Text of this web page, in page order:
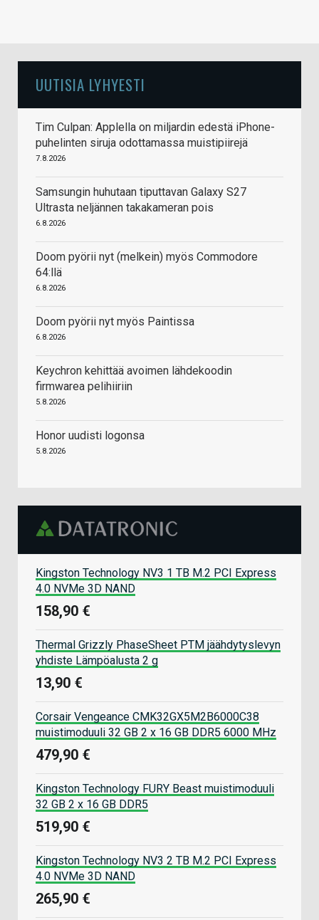
UUTISIA LYHYESTI
Tim Culpan: Applella on miljardin edestä iPhone-
puhelinten siruja odottamassa muistipiirejä
7.8.2026
Samsungin huhutaan tiputtavan Galaxy S27
Ultrasta neljännen takakameran pois
6.8.2026
Doom pyörii nyt (melkein) myös Commodore
64:llä
6.8.2026
Doom pyörii nyt myös Paintissa
6.8.2026
Keychron kehittää avoimen lähdekoodin
firmwarea pelihiiriin
5.8.2026
Honor uudisti logonsa
5.8.2026
Kingston Technology NV3 1 TB M.2 PCI Express
4.0 NVMe 3D NAND
158,90 €
Thermal Grizzly PhaseSheet PTM jäähdytyslevyn
yhdiste Lämpöalusta 2 g
13,90 €
Corsair Vengeance CMK32GX5M2B6000C38
muistimoduuli 32 GB 2 x 16 GB DDR5 6000 MHz
479,90 €
Kingston Technology FURY Beast muistimoduuli
32 GB 2 x 16 GB DDR5
519,90 €
Kingston Technology NV3 2 TB M.2 PCI Express
4.0 NVMe 3D NAND
265,90 €